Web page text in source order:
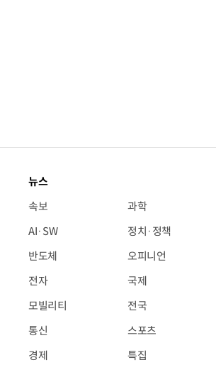
뉴스
속보
AI·SW
반도체
전자
모빌리티
통신
경제
과학
정치·정책
오피니언
국제
전국
스포츠
특집